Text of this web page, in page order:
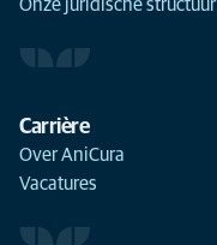
Onze juridische structuur
Carrière
Over AniCura
Vacatures